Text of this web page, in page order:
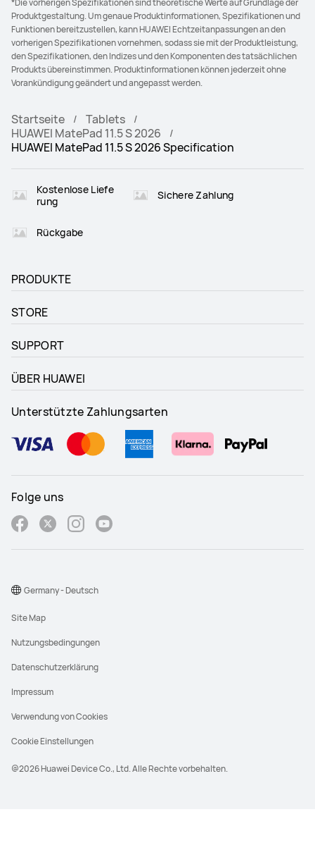
*Die vorherigen Spezifikationen sind theoretische Werte auf Grundlage der
Produktgestaltung. Um genaue Produktinformationen, Spezifikationen und
Funktionen bereitzustellen, kann HUAWEI Echtzeitanpassungen an den
vorherigen Spezifikationen vornehmen, sodass sie mit der Produktleistung,
den Spezifikationen, den Indizes und den Komponenten des tatsächlichen
Produkts übereinstimmen. Produktinformationen können jederzeit ohne
Vorankündigung geändert und angepasst werden.
Startseite
Tablets
HUAWEI MatePad 11.5 S 2026
HUAWEI MatePad 11.5 S 2026 Specification
Kostenlose Liefe
rung
Sichere Zahlung
Rückgabe
PRODUKTE
STORE
SUPPORT
ÜBER HUAWEI
Unterstützte Zahlungsarten
Folge uns
@2026 Huawei Device Co., Ltd. Alle Rechte vorbehalten.
Site Map
Nutzungsbedingungen
Datenschutzerklärung
Impressum
Verwendung von Cookies
Cookie Einstellungen
Germany - Deutsch